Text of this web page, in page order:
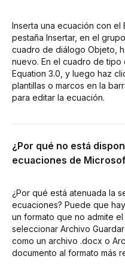
Inserta una ecuación con el
pestaña Insertar, en el
cuadro de diálogo Objeto,
nuevo. En el cuadro de
Equation 3.0, y luego haz
plantillas o marcos en la
para editar la ecuación.
¿Por qué no está
ecuaciones de
¿Por qué está atenuada la
ecuaciones? Puede que
un formato que no admite
seleccionar Archivo
como un archivo .docx o
documento al formato más